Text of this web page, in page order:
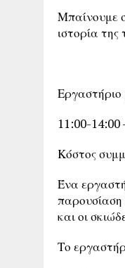
Μπαίνουμε
ιστορία
Εργαστήριο
11:00-14:00
Κόστος
Ένα
παρουσίαση
και οι
Το